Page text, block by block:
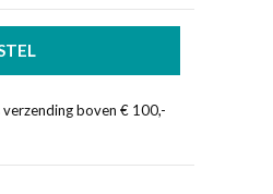
boven € 100,-